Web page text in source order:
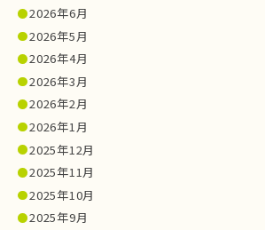
2026年6月
2026年5月
2026年4月
2026年3月
2026年2月
2026年1月
2025年12月
2025年11月
2025年10月
2025年9月